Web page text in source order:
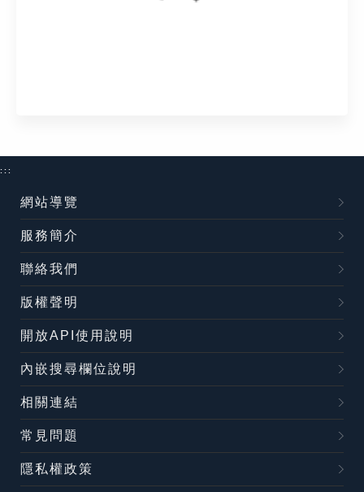
:::
網站導覽
服務簡介
聯絡我們
版權聲明
開放API使用說明
內嵌搜尋欄位說明
相關連結
常見問題
隱私權政策